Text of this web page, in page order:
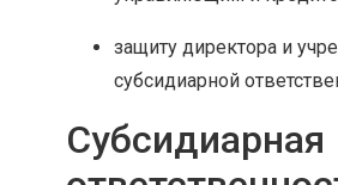
защиту директора и
субсидиарной
Субсидиарная